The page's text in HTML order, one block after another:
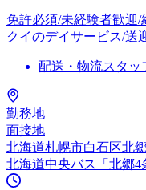
免許必須/未経験者歓迎
クイのデイサービス/送
配送・物流スタッ
勤務地
面接地
北海道札幌市白石区北
北海道中央バス「北郷4